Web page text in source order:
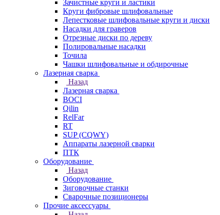
Зачистные круги и ластики
Круги фибровые шлифовальные
Лепестковые шлифовальные круги и диски
Насадки для граверов
Отрезные диски по дереву
Полировальные насадки
Точила
Чашки шлифовальные и обдирочные
Лазерная сварка
Назад
Лазерная сварка
BOCI
Qilin
RelFar
RT
SUP (CQWY)
Аппараты лазерной сварки
ПТК
Оборудование
Назад
Оборудование
Зиговочные станки
Сварочные позиционеры
Прочие аксессуары